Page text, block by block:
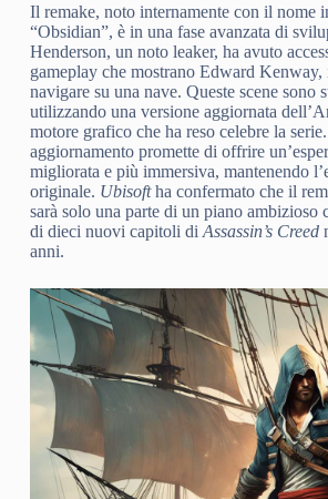
Il remake, noto internamente con il nome
“Obsidian”, è in una fase avanzata di
Henderson, un noto leaker, ha avuto
gameplay che mostrano Edward Kenway,
navigare su una nave. Queste scene sono
utilizzando una versione aggiornata
motore grafico che ha reso celebre la
aggiornamento promette di offrire
migliorata e più immersiva, mantenendo
originale. Ubisoftha confermato che il
sarà solo una parte di un piano ambizioso
di dieci nuovi capitoli di Assassin’s Creed
anni.